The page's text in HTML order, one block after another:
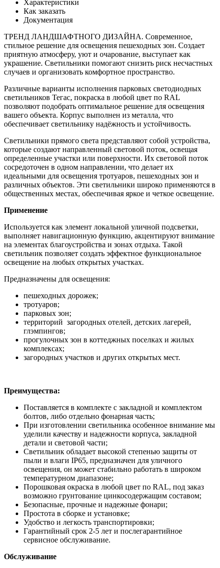
Характеристики
Как заказать
Документация
ТРЕНД ЛАНДШАФТНОГО ДИЗАЙНА. Современное,
стильное решение для освещения пешеходных зон. Создает
приятную атмосферу, уют и очарование, выступает как
украшение. Светильники помогают снизить риск несчастных
случаев и организовать комфортное пространство.
Различные варианты исполнения парковых светодиодных
светильников Тегас, покраска в любой цвет по RAL
позволяют подобрать оптимальное решение для освещения
вашего объекта. Корпус выполнен из металла, что
обеспечивает светильнику надёжность и устойчивость.
Светильники прямого света представляют собой устройства,
которые создают направленный световой поток, освещая
определенные участки или поверхности. Их световой поток
сосредоточен в одном направлении, что делает их
идеальными для освещения тротуаров, пешеходных зон и
различных объектов. Эти светильники широко применяются в
общественных местах, обеспечивая яркое и четкое освещение.
Применение
Используется как элемент локальной уличной подсветки,
выполняет навигационную функцию, акцентируют внимание
на элементах благоустройства и зонах отдыха. Такой
светильник позволяет создать эффектное функциональное
освещение на любых открытых участках.
Предназначены для освещения:
пешеходных дорожек;
тротуаров;
парковых зон;
территорий загородных отелей, детских лагерей,
глэмпингов;
прогулочных зон в коттеджных поселках и жилых
комплексах;
загородных участков и других открытых мест.
Преимущества:
Поставляется в комплекте с закладной и комплектом
болтов, либо отдельно фонарная часть;
При изготовлении светильника особенное внимание мы
уделили качеству и надежности корпуса, закладной
детали и световой части;
Светильник обладает высокой степенью защиты от
пыли и влаги IP65, предназначен для уличного
освещения, он может стабильно работать в широком
температурном диапазоне;
Порошковая окраска в любой цвет по RAL, под заказ
возможно грунтование цинкосодержащим составом;
Безопасные, прочные и надежные фонари;
Простота в сборке и установке;
Удобство и легкость транспортировки;
Гарантийный срок 2-5 лет и послегарантийное
сервисное обслуживание.
Обслуживание